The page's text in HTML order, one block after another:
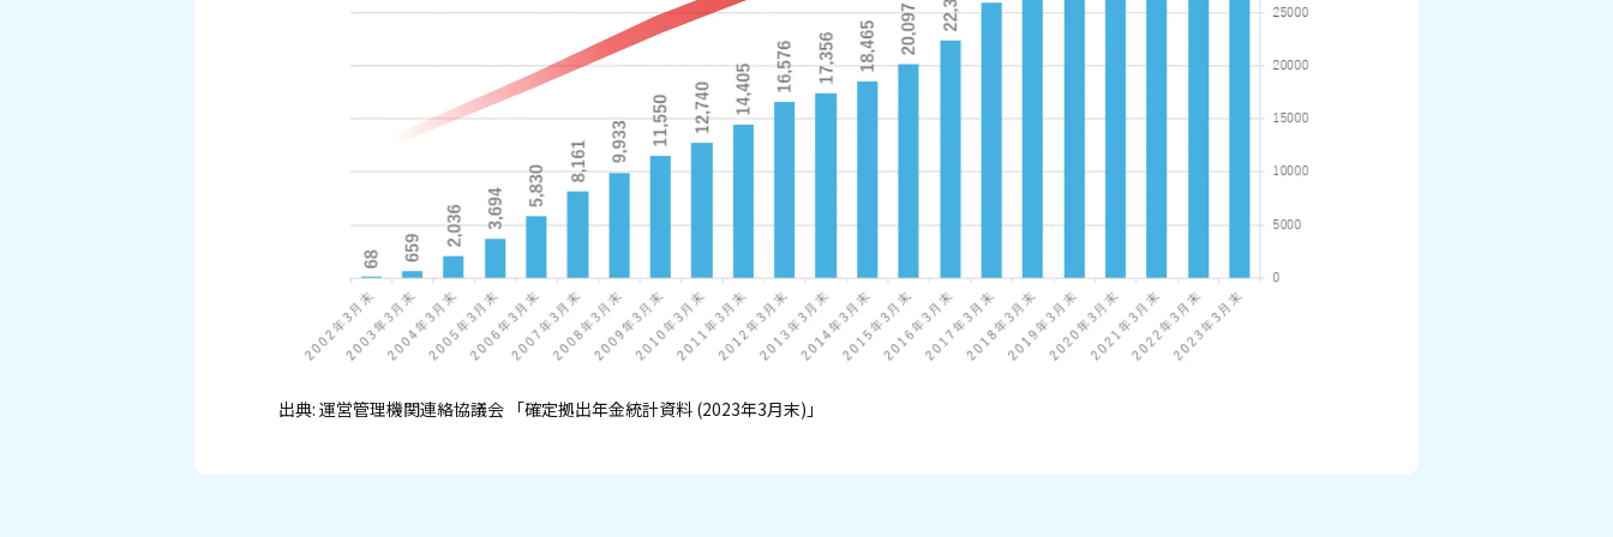
出典: 運営管理機関連絡協議会 「確定拠出年金統計資料 (2023年3月末)」